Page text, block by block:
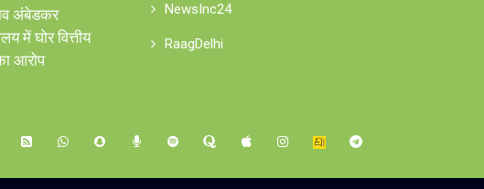
अंबेडकर
में घोर वित्तीय
आरोप
NewsInc24
RaagDelhi